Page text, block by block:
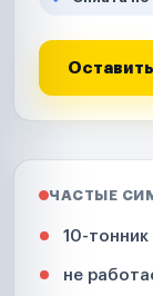
ЧАСТЫЕ
10-тонник
не